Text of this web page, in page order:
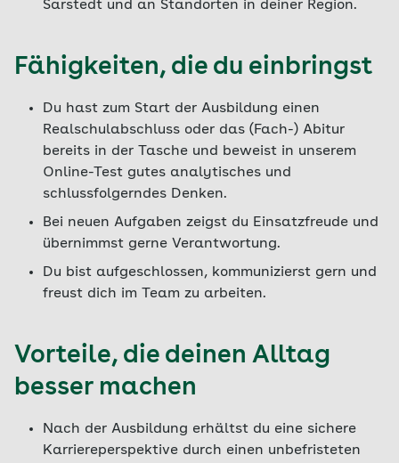
Sarstedt und an Standorten in deiner Region.
Fähigkeiten, die du einbringst
Du hast zum Start der Ausbildung einen
Realschulabschluss oder das (Fach-) Abitur
bereits in der Tasche und beweist in unserem
Online-Test gutes analytisches und
schlussfolgerndes Denken.
Bei neuen Aufgaben zeigst du Einsatzfreude und
übernimmst gerne Verantwortung.
Du bist aufgeschlossen, kommunizierst gern und
freust dich im Team zu arbeiten.
Vorteile, die deinen Alltag
besser machen
Nach der Ausbildung erhältst du eine sichere
Karriereperspektive durch einen unbefristeten